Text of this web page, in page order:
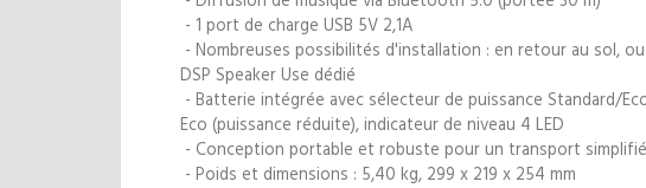
- 1 port de charge USB 5V 2,1A
- Nombreuses possibilités d'installation : en retour au sol,
DSP Speaker Use dédié
- Batterie intégrée avec sélecteur de puissance Standard/
Eco (puissance réduite), indicateur de niveau 4 LED
- Conception portable et robuste pour un transport simplifié
- Poids et dimensions : 5,40 kg, 299 x 219 x 254 mm